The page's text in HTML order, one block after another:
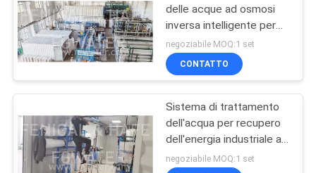
Sistema di
depurazione delle
acque di
delle acque ad osmosi
inversa intelligente per
monitoraggio remoto IoT
100TPD PLC
Touchscreen Industria
negoziabile MOQ:1 set
CONTATTO
Sistema di trattamento
dell'acqua per recupero
dell'energia industriale a
osmosi inversa 50TPD
negoziabile MOQ:1 set